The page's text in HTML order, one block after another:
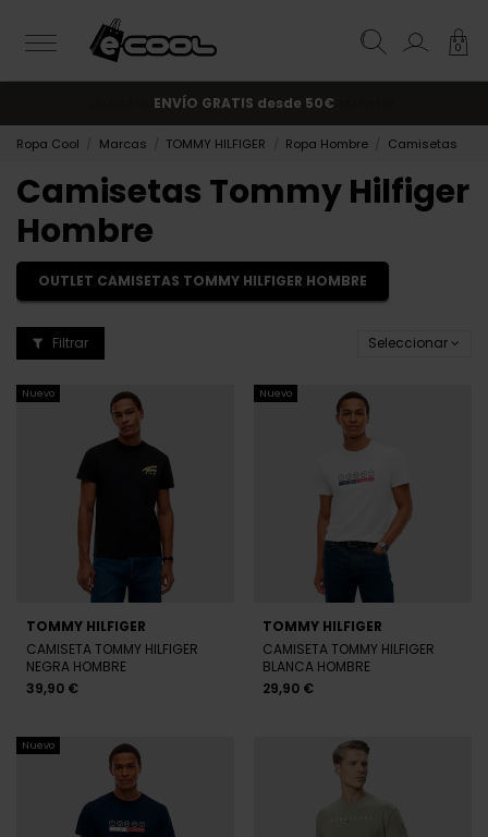
0
ENVÍO GRATIS desde 50€
¡Suscríbete y obtén un 10% de descuento!.
Ropa Cool Marcas TOMMY HILFIGER Ropa Hombre Camisetas
Camisetas Tommy Hilfiger
Hombre
OUTLET CAMISETAS TOMMY HILFIGER HOMBRE
Filtrar Seleccionar
Nuevo
TOMMY HILFIGER
CAMISETA TOMMY HILFIGER
NEGRA HOMBRE
39,90 €
Nuevo
TOMMY HILFIGER
CAMISETA TOMMY HILFIGER
BLANCA HOMBRE
29,90 €
Nuevo